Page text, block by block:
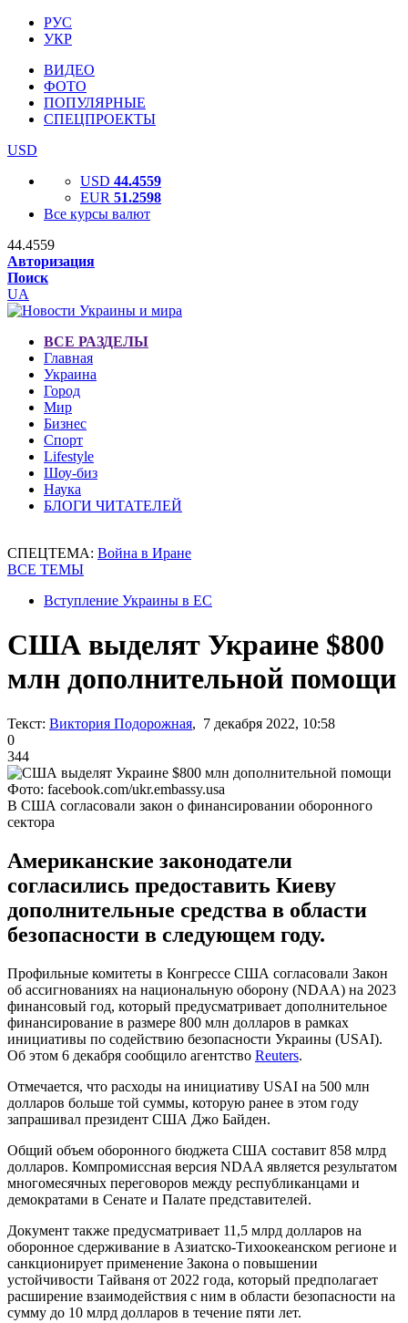
РУС
УКР
ВИДЕО
ФОТО
ПОПУЛЯРНЫЕ
СПЕЦПРОЕКТЫ
USD
USD 44.4559
EUR 51.2598
Все курсы валют
44.4559
Авторизация
Поиск
UA
ВСЕ РАЗДЕЛЫ
Главная
Украина
Город
Мир
Бизнес
Спорт
Lifestyle
Шоу-биз
Наука
БЛОГИ ЧИТАТЕЛЕЙ
СПЕЦТЕМА: Война в Иране
ВСЕ ТЕМЫ
Вступление Украины в ЕС
США выделят Украине $800
млн дополнительной помощи
Текст: Виктория Подорожная, 7 декабря 2022, 10:58
0
344
Фото: facebook.com/ukr.embassy.usa
В США согласовали закон о финансировании оборонного
сектора
Американские законодатели
согласились предоставить Киеву
дополнительные средства в области
безопасности в следующем году.
Профильные комитеты в Конгрессе США согласовали Закон
об ассигнованиях на национальную оборону (NDAA) на 2023
финансовый год, который предусматривает дополнительное
финансирование в размере 800 млн долларов в рамках
инициативы по содействию безопасности Украины (USAI).
Об этом 6 декабря сообщило агентство Reuters.
Отмечается, что расходы на инициативу USAI на 500 млн
долларов больше той суммы, которую ранее в этом году
запрашивал президент США Джо Байден.
Общий объем оборонного бюджета США составит 858 млрд
долларов. Компромиссная версия NDAA является результатом
многомесячных переговоров между республиканцами и
демократами в Сенате и Палате представителей.
Документ также предусматривает 11,5 млрд долларов на
оборонное сдерживание в Азиатско-Тихоокеанском регионе и
санкционирует применение Закона о повышении
устойчивости Тайваня от 2022 года, который предполагает
расширение взаимодействия с ним в области безопасности на
сумму до 10 млрд долларов в течение пяти лет.